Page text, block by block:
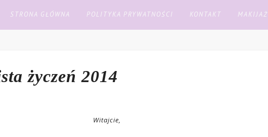
STRONA GŁÓWNA POLITYKA PRYWATNOŚCI KONTAKT MAKIJAŻ
życzeń 2014
Witajcie,